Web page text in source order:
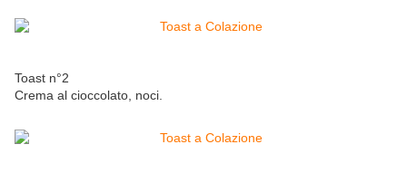
Toast n°2
Crema al cioccolato, noci.